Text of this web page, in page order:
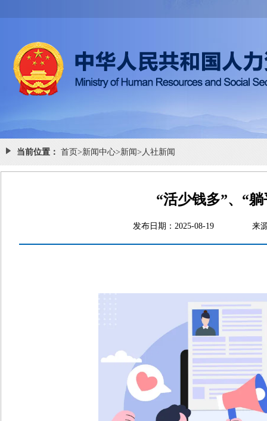
当前位置： 首页>新闻中心>新闻> 人社新闻
“活少钱多”、“
发布日期：2025-08-19 来